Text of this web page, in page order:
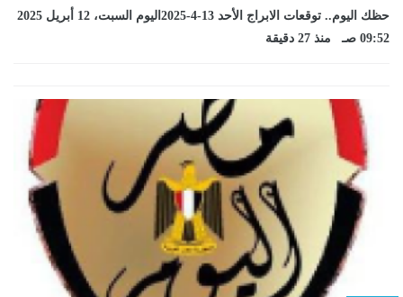
حظك اليوم.. توقعات الابراج الأحد 13-4-2025اليوم السبت، 12 أبريل 2025
09:52 صـ منذ 27 دقيقة